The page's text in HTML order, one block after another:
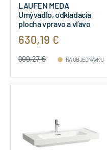
LAUFEN MEDA
Umývadlo, odkladacia
plocha vpravo a vľavo
prepadom, 1000x460
H8101194001091
630,19 €
900,27 € NA OBJEDNÁVKU